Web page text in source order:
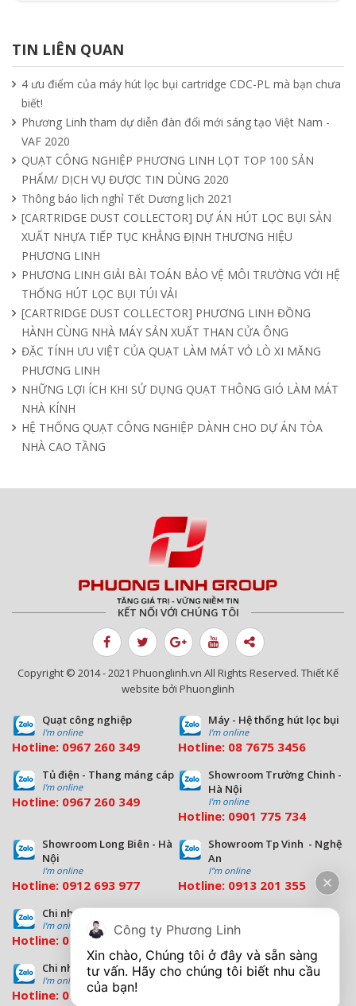
15/04/2025
11/04/2025
Quạt nồi hơi công nghiệp và cách phân
loại theo mục đích sử dụng chuẩn nhất
04/04/2025
TIN LIÊN QUAN
4 ưu điểm của máy hút lọc bụi cartridge CDC-PL mà bạn chưa
biết!
Phương Linh tham dự diễn đàn đổi mới sáng tạo Việt Nam -
VAF 2020
QUẠT CÔNG NGHIỆP PHƯƠNG LINH LỌT TOP 100 SẢN
PHẨM/ DỊCH VỤ ĐƯỢC TIN DÙNG 2020
Thông báo lịch nghỉ Tết Dương lịch 2021
[CARTRIDGE DUST COLLECTOR] DỰ ÁN HÚT LỌC BỤI SẢN
XUẤT NHỰA TIẾP TỤC KHẲNG ĐỊNH THƯƠNG HIỆU
PHƯƠNG LINH
PHƯƠNG LINH GIẢI BÀI TOÁN BẢO VỆ MÔI TRƯỜNG VỚI HỆ
THỐNG HÚT LỌC BỤI TÚI VẢI
[CARTRIDGE DUST COLLECTOR] PHƯƠNG LINH ĐỒNG
HÀNH CÙNG NHÀ MÁY SẢN XUẤT THAN CỬA ÔNG
ĐẶC TÍNH ƯU VIỆT CỦA QUẠT LÀM MÁT VỎ LÒ XI MĂNG
PHƯƠNG LINH
NHỮNG LỢI ÍCH KHI SỬ DỤNG QUẠT THÔNG GIÓ LÀM MÁT
NHÀ KÍNH
HỆ THỐNG QUẠT CÔNG NGHIỆP DÀNH CHO DỰ ÁN TÒA
NHÀ CAO TẦNG
KẾT NỐI VỚI CHÚNG TÔI
Copyright © 2014 - 2021 Phuonglinh.vn All Rights Reserved. Thiết Kế
website bởi Phuonglinh
Quạt công nghiệp
I'm online
Hotline: 0967 260 349
Máy - Hệ thống hút lọc bụi
I'm online
Hotline: 08 7675 3456
Tủ điện - Thang máng cáp
I'm online
Hotline: 0967 260 349
Showroom Trường Chinh -
Hà Nội
I'm online
Hotline: 0901 775 734
Showroom Long Biên - Hà
Nội
I'm online
Hotline: 0912 693 977
Showroom Tp Vinh - Nghệ
An
I''m online
Hotline: 0913 201 355
Chi nhánh Đà Nẵng
I'm online
Hotline: 0963 544 563
Chi nhánh Hồ Chí Minh
I'm online
Hotline:0909 503 696
Chi nhánh Bình Dương
I'm online
Hotline: 0933 569 039
Công ty Phương Linh
Xin chào, Chúng tôi ở đây và sẵn sàng
tư vấn. Hãy cho chúng tôi biết nhu cầu